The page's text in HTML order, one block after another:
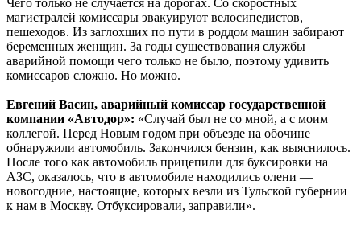
магистралей комиссары эвакуируют велосипедистов,
пешеходов. Из заглохших по пути в роддом машин забирают
беременных женщин. За годы существования службы
аварийной помощи чего только не было, поэтому удивить
комиссаров сложно. Но можно.
Евгений Васин, аварийный комиссар государственной
компании «Автодор»: «Случай был не со мной, а с моим
коллегой. Перед Новым годом при объезде на обочине
обнаружили автомобиль. Закончился бензин, как выяснилось.
После того как автомобиль прицепили для буксировки на
АЗС, оказалось, что в автомобиле находились олени —
новогодние, настоящие, которых везли из Тульской губернии
к нам в Москву. Отбуксировали, заправили».